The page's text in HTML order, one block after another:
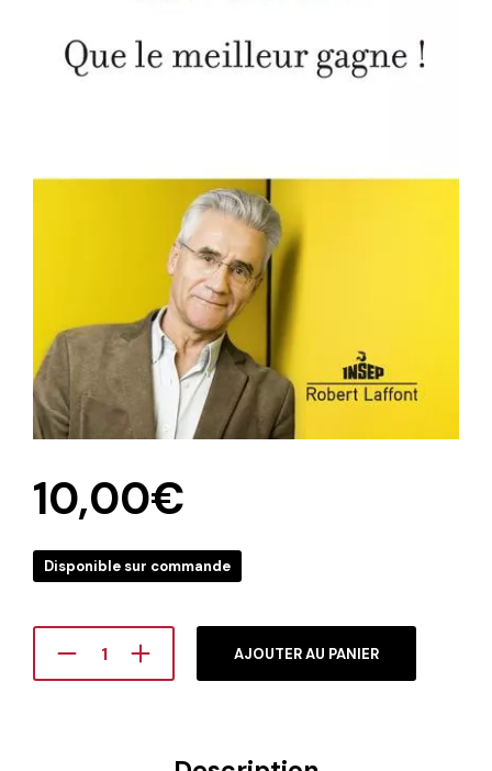
10,00€
Disponible sur commande
AJOUTER AU PANIER